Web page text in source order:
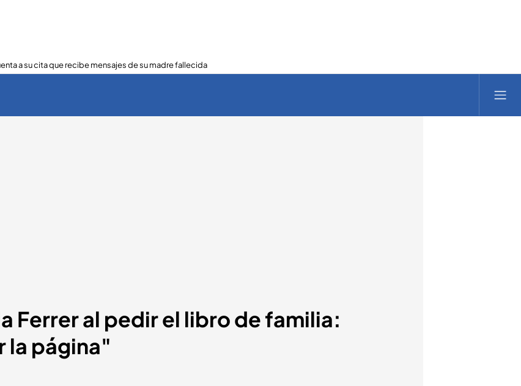
a su cita que recibe mensajes de su madre fallecida
Ferrer al pedir el libro de familia:
la página"